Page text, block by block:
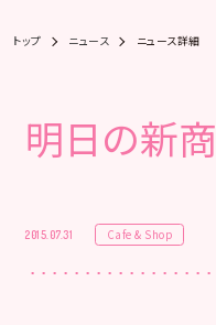
トップ ニュース ニュース詳細
明日の新商
2015.07.31 Cafe & Shop